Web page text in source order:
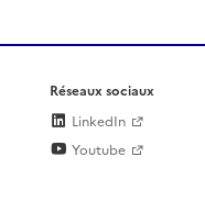
Réseaux sociaux
LinkedIn
Youtube